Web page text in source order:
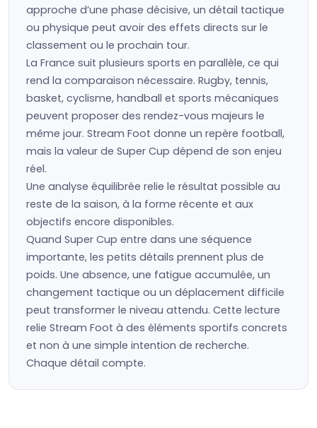
approche d’une phase décisive, un détail tactique
ou physique peut avoir des effets directs sur le
classement ou le prochain tour.
La France suit plusieurs sports en parallèle, ce qui
rend la comparaison nécessaire. Rugby, tennis,
basket, cyclisme, handball et sports mécaniques
peuvent proposer des rendez-vous majeurs le
même jour. Stream Foot donne un repère football,
mais la valeur de Super Cup dépend de son enjeu
réel.
Une analyse équilibrée relie le résultat possible au
reste de la saison, à la forme récente et aux
objectifs encore disponibles.
Quand Super Cup entre dans une séquence
importante, les petits détails prennent plus de
poids. Une absence, une fatigue accumulée, un
changement tactique ou un déplacement difficile
peut transformer le niveau attendu. Cette lecture
relie Stream Foot à des éléments sportifs concrets
et non à une simple intention de recherche.
Chaque détail compte.